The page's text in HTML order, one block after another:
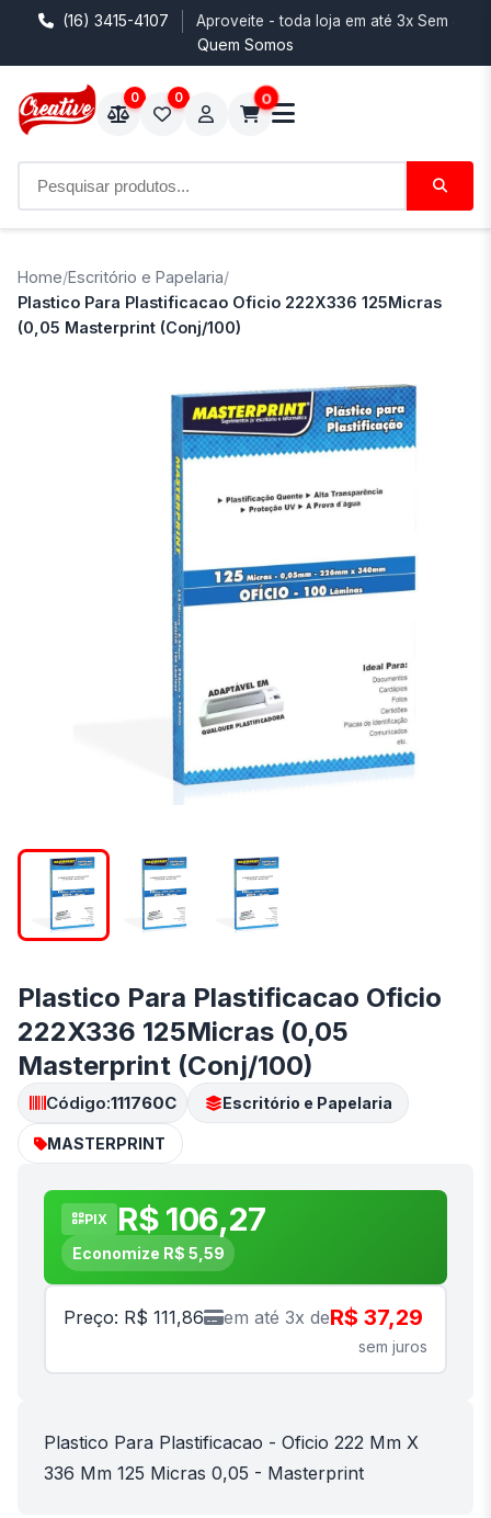
(16) 3415-4107 Aproveite - toda loja em até 3x Sem
Quem Somos
0 0 0
Home/Escritório e Papelaria/
Plastico Para Plastificacao Oficio 222X336 125Micras
(0,05 Masterprint (Conj/100)
Plastico Para Plastificacao Oficio
222X336 125Micras (0,05
Masterprint (Conj/100)
Código:111760C Escritório e Papelaria
MASTERPRINT
PIX R$ 106,27
Economize R$ 5,59
Preço: R$ 111,86 em até 3x deR$ 37,29
sem juros
Plastico Para Plastificacao - Oficio 222 Mm X
336 Mm 125 Micras 0,05 - Masterprint